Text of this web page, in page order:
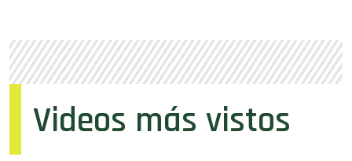
Videos más vistos